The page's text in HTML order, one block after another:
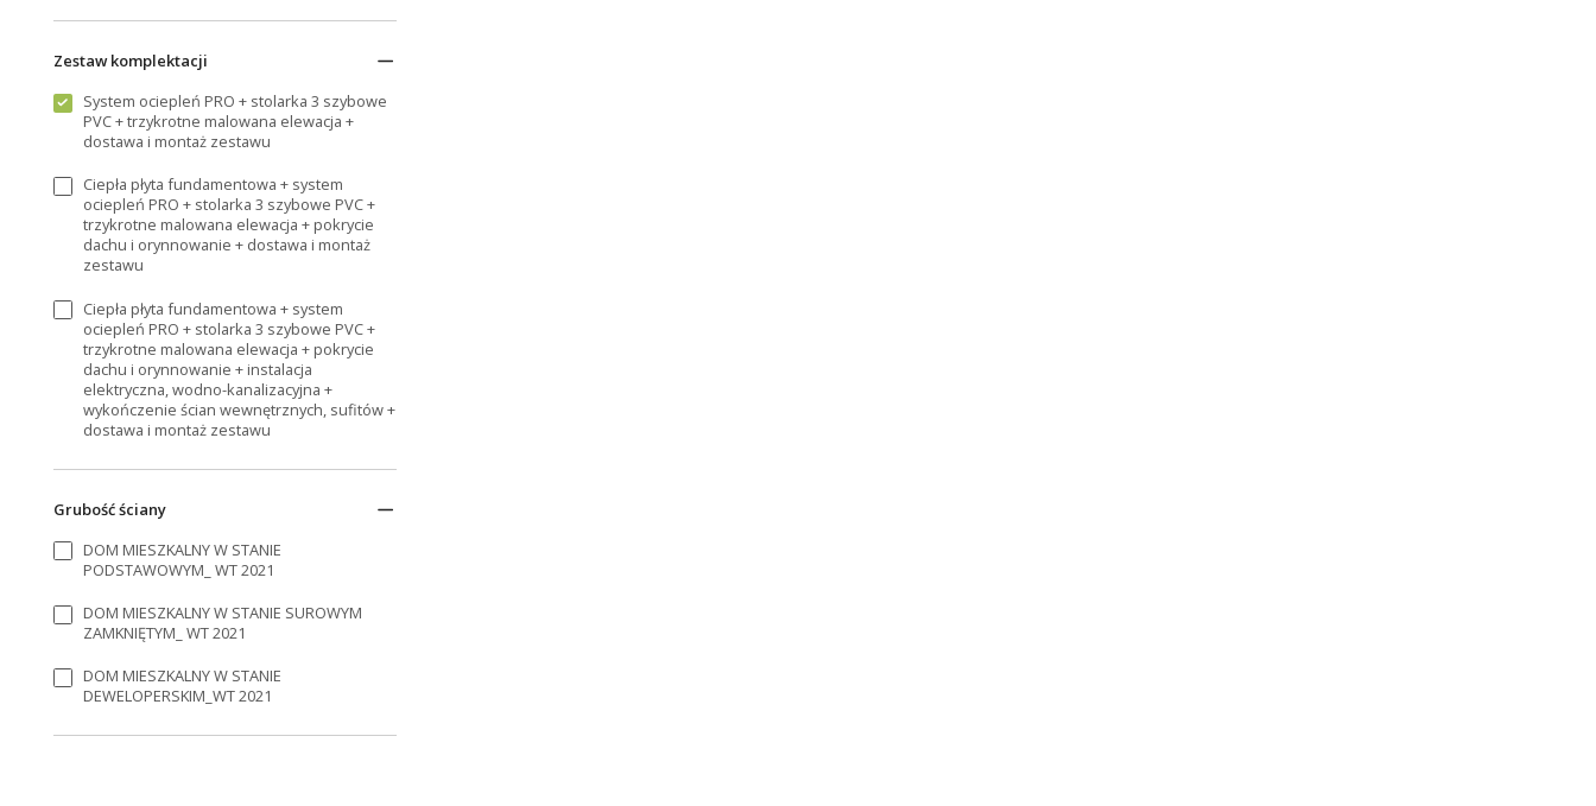
Zestaw komplektacji
System ociepleń PRO + stolarka 3 szybowe
PVC + trzykrotne malowana elewacja +
dostawa i montaż zestawu
Ciepła płyta fundamentowa + system
ociepleń PRO + stolarka 3 szybowe PVC +
trzykrotne malowana elewacja + pokrycie
dachu i orynnowanie + dostawa i montaż
zestawu
Ciepła płyta fundamentowa + system
ociepleń PRO + stolarka 3 szybowe PVC +
trzykrotne malowana elewacja + pokrycie
dachu i orynnowanie + instalacja
elektryczna, wodno-kanalizacyjna +
wykończenie ścian wewnętrznych, sufitów +
dostawa i montaż zestawu
Grubość ściany
DOM MIESZKALNY W STANIE
PODSTAWOWYM_ WT 2021
DOM MIESZKALNY W STANIE SUROWYM
ZAMKNIĘTYM_ WT 2021
DOM MIESZKALNY W STANIE
DEWELOPERSKIM_WT 2021